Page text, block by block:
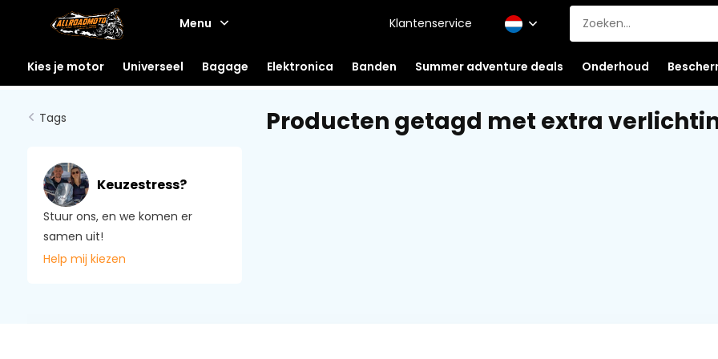
Menu Klantenservice
Kies je motor Universeel Bagage Elektronica Banden Summer adventure deals Onderhoud
Tags
Keuzestress?
Stuur ons, en we komen er
samen uit!
Help mij kiezen
Producten getagd met extra